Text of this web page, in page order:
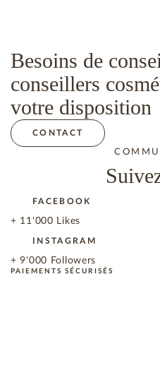
Besoins de
conseillers
votre disposition
CONTACT
FACEBOOK
+ 11'000 Likes
INSTAGRAM
+ 9'000 Followers
PAIEMENTS SÉCURISÉS